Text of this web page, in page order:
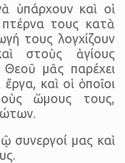
ὑπάρχουν καὶ οἱ
πτέρνα τους κατὰ
τους λογχίζουν
στοὺς ἁγίους
μᾶς παρέχει
καὶ οἱ ὁποῖοι
ὥμους τους,
συνεργοί μας καὶ